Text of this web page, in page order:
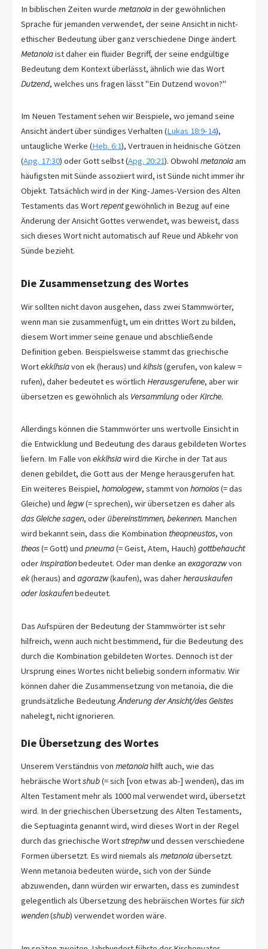
In biblischen Zeiten wurde metanoia
Sprache für jemanden verwendet, der seine Ansicht in nicht-
ethischer Bedeutung über ganz verschiedene Dinge ändert.
Metanoiaist daher ein fluider Begriff, der seine endgültige
Bedeutung dem Kontext überlässt, ähnlich wie das Wort
Dutzend, welches uns fragen lässt "Ein Dutzend wovon?"
Im Neuen Testament sehen wir Beispiele, wo jemand seine
Ansicht ändert über sündiges Verhalten (Lukas 18:9-14),
untaugliche Werke (Heb. 6:1), Vertrauen in heidnische Götzen
(Apg. 17:30) oder Gott selbst (Apg. 20:21). Obwohlmetanoiaam
häufigsten mit Sünde assoziiert wird, ist Sünde nicht immer ihr
Objekt. Tatsächlich wird in der King-James-Version des Alten
Testaments das Wortrepentgewöhnlich in Bezug auf eine
Änderung der Ansicht Gottes verwendet, was beweist, dass
sich dieses Wort nicht automatisch auf Reue und Abkehr von
Sünde bezieht.
Die Zusammensetzung des Wortes
Wir sollten nicht davon ausgehen, dass zwei Stammwörter,
wenn man sie zusammenfügt, um ein drittes Wort zu bilden,
diesem Wort immer seine genaue und abschließende
Definition geben. Beispielsweise stammt das griechische
Wortekklhsiavon ek (heraus) und klhsis(gerufen, von kalew =
rufen), daher bedeutet es wörtlich Herausgerufene, aber wir
übersetzen es gewöhnlich als VersammlungoderKirche.
Allerdings können die Stammwörter uns wertvolle Einsicht in
die Entwicklung und Bedeutung des daraus gebildeten Wortes
liefern. Im Falle von ekklhsia
denen gebildet, die Gott aus der Menge herausgerufen hat.
Ein weiteres Beispiel, homologew, stammt von homoios
Gleiche) und legw(= sprechen), wir übersetzen es daher als
das Gleiche sagen, oder übereinstimmen, bekennen. Manchen
wird bekannt sein, dass die Kombination theopneustos, von
theos(= Gott) und pneuma(= Geist, Atem, Hauch) gottbehaucht
oderInspirationbedeutet. Oder man denke an exagorazwvon
ek(heraus) and agorazw(kaufen), was daherherauskaufen
oder loskaufenbedeutet.
Das Aufspüren der Bedeutung der Stammwörter ist sehr
hilfreich, wenn auch nicht bestimmend, für die Bedeutung des
durch die Kombination gebildeten Wortes. Dennoch ist der
Ursprung eines Wortes nicht beliebig sondern informativ. Wir
können daher die Zusammensetzung von metanoia, die die
grundsätzliche Bedeutung Änderung der Ansicht/des Geistes
nahelegt, nicht ignorieren.
Die Übersetzung des Wortes
Unserem Verständnis von metanoiahilft auch, wie das
hebräische Wortshub(= sich [von etwas ab-] wenden), das im
Alten Testament mehr als 1000 mal verwendet wird, übersetzt
wird. In der griechischen Übersetzung des Alten Testaments,
die Septuaginta genannt wird, wird dieses Wort in der Regel
durch das griechische Wortstrephwund dessen verschiedene
Formen übersetzt. Es wird niemals als metanoiaübersetzt.
Wenn metanoia bedeuten würde, sich von der Sünde
abzuwenden, dann würden wir erwarten, dass es zumindest
gelegentlich als Übersetzung des hebräischen Wortes fürsich
wenden(shub ) verwendet worden wäre.